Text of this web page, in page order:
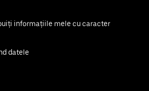
informațiile mele cu caracter
datele